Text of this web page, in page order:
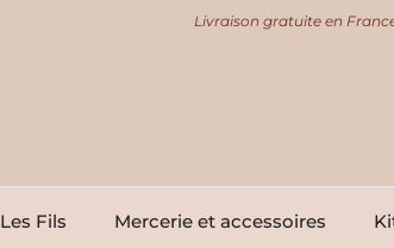
Livraison gratuite en
Les Fils Mercerie et accessoires